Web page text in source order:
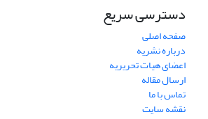
دسترسی سریع
صفحه اصلی
درباره نشریه
اعضای هیات تحریریه
ارسال مقاله
تماس با ما
نقشه سایت